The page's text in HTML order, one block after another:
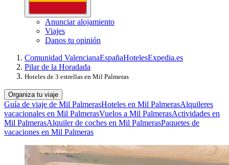
Anunciar alojamiento
Viajes
Danos tu opinión
Comunidad ValencianaEspañaHotelesExpedia.es
Pilar de la Horadada
Hoteles de 3 estrellas en Mil Palmeras
Organiza tu viaje
Guía de viaje de Mil PalmerasHoteles en Mil PalmerasAlquileres
vacacionales en Mil PalmerasVuelos a Mil PalmerasActividades en
Mil PalmerasAlquiler de coches en Mil PalmerasPaquetes de
vacaciones en Mil Palmeras